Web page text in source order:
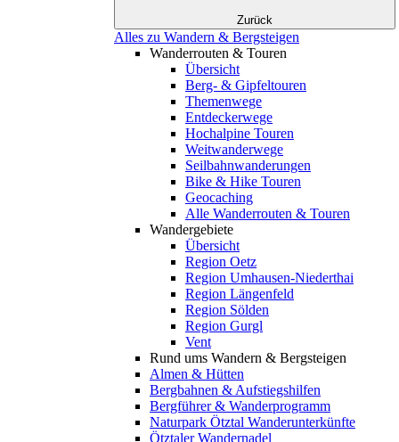
Zurück
Alles zu Wandern & Bergsteigen
Wanderrouten & Touren
Übersicht
Berg- & Gipfeltouren
Themenwege
Entdeckerwege
Hochalpine Touren
Weitwanderwege
Seilbahnwanderungen
Bike & Hike Touren
Geocaching
Alle Wanderrouten & Touren
Wandergebiete
Übersicht
Region Oetz
Region Umhausen-Niederthai
Region Längenfeld
Region Sölden
Region Gurgl
Vent
Rund ums Wandern & Bergsteigen
Almen & Hütten
Bergbahnen & Aufstiegshilfen
Bergführer & Wanderprogramm
Naturpark Ötztal Wanderunterkünfte
Ötztaler Wandernadel